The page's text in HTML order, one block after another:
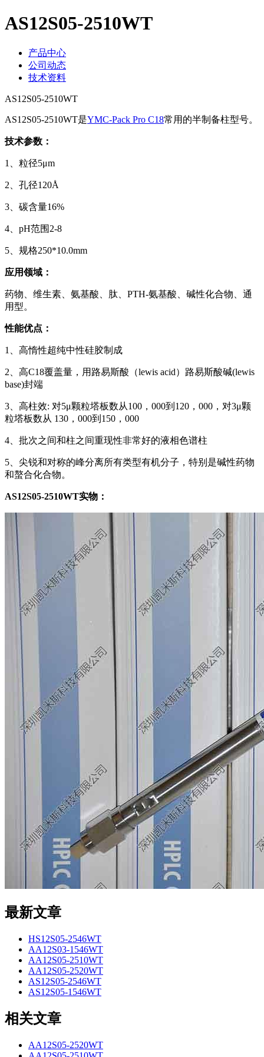
AS12S05-2510WT
产品中心
公司动态
技术资料
AS12S05-2510WT
AS12S05-2510WT是YMC-Pack Pro C18常用的半制备柱型号。
技术参数：
1、粒径5μm
2、孔径120Å
3、碳含量16%
4、pH范围2-8
5、规格250*10.0mm
应用领域：
药物、维生素、氨基酸、肽、PTH-氨基酸、碱性化合物、通
用型。
性能优点：
1、高惰性超纯中性硅胶制成
2、高C18覆盖量，用路易斯酸（lewis acid）路易斯酸碱(lewis
base)封端
3、高柱效: 对5μ颗粒塔板数从100，000到120，000，对3μ颗
粒塔板数从 130，000到150，000
4、批次之间和柱之间重现性非常好的液相色谱柱
5、尖锐和对称的峰分离所有类型有机分子，特别是碱性药物
和螯合化合物。
AS12S05-2510WT实物：
最新文章
HS12S05-2546WT
AA12S03-1546WT
AA12S05-2510WT
AA12S05-2520WT
AS12S05-2546WT
AS12S05-1546WT
相关文章
AA12S05-2520WT